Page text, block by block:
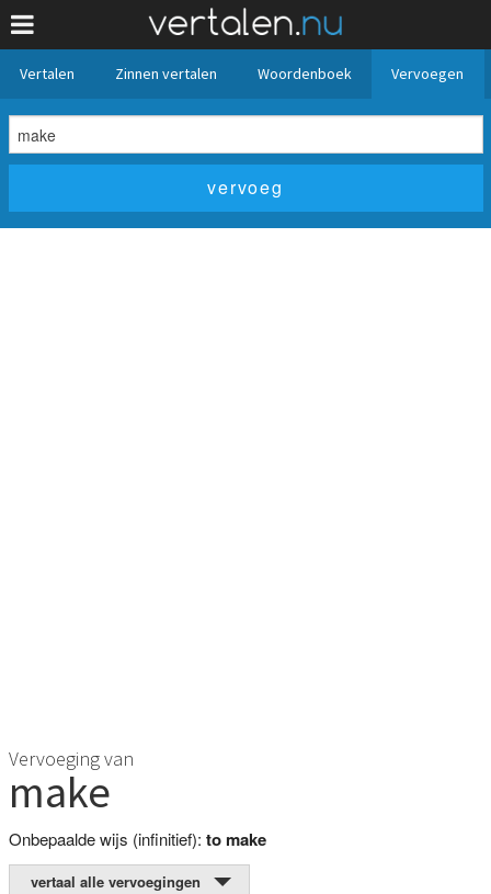
Vertalen Zinnen vertalen Woordenboek Vervoegen
Vervoeging van
make
Onbepaalde wijs (infinitief): to make
vertaal alle vervoegingen